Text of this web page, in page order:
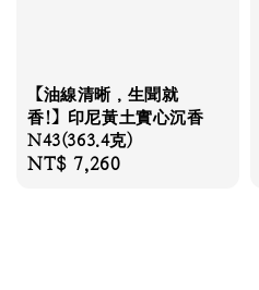
【油線清晰，生聞就
香!】印尼黃土實心沉香
N43(363.4克)
Regular
NT$ 7,260